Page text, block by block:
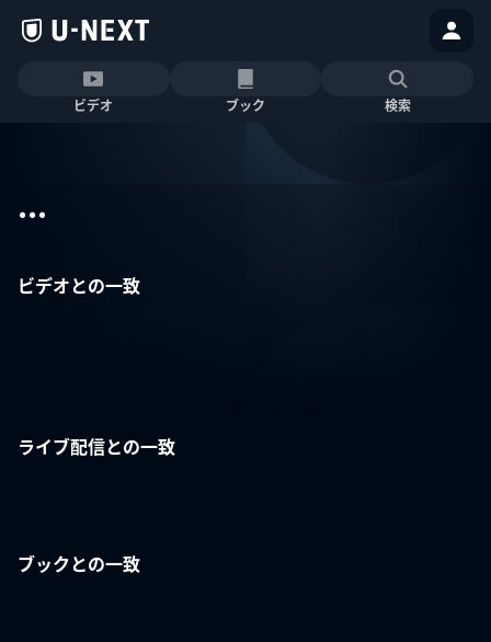
ビデオ ブック 検索
...
ビデオとの一致
ライブ配信との一致
ブックとの一致